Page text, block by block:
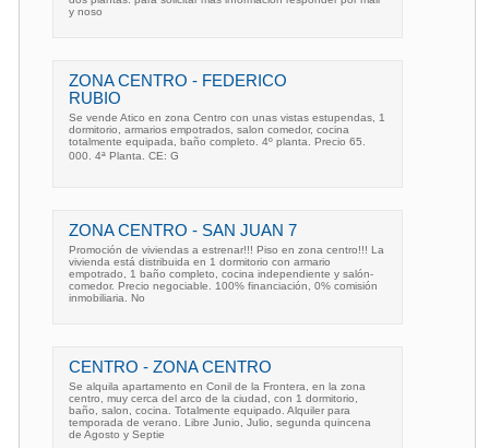
y noso
ZONA CENTRO - FEDERICO
RUBIO
Se vende Atico en zona Centro con unas vistas estupendas, 1
dormitorio, armarios empotrados, salon comedor, cocina
totalmente equipada, baño completo. 4º planta. Precio 65.
000. 4ª Planta. CE: G
ZONA CENTRO - SAN JUAN 7
Promoción de viviendas a estrenar!!! Piso en zona centro!!! La
vivienda está distribuida en 1 dormitorio con armario
empotrado, 1 baño completo, cocina independiente y salón-
comedor. Precio negociable. 100% financiación, 0% comisión
inmobiliaria. No
CENTRO - ZONA CENTRO
Se alquila apartamento en Conil de la Frontera, en la zona
centro, muy cerca del arco de la ciudad, con 1 dormitorio,
baño, salon, cocina. Totalmente equipado. Alquiler para
temporada de verano. Libre Junio, Julio, segunda quincena
de Agosto y Septie